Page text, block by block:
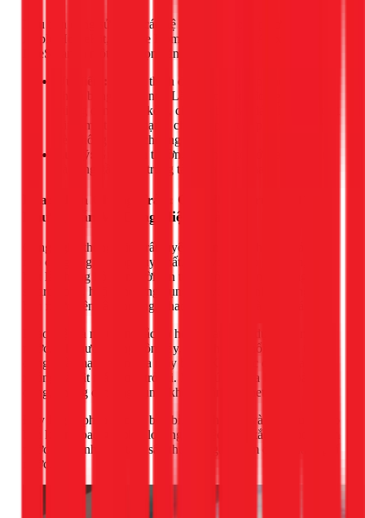
Nếu bạn đang sử dụng các hệ sinh thái cao cấp hơn như
Apple HomeKit, Google Home hay Amazon Alexa,
LifeSmart là một lựa chọn đáng cân nhắc.
Tương thích đa nền tảng, cho phép điều
khiển bằng giọng nói. Lắp đặt cực kỳ đơn giản với
miếng dán 3M đi kèm, chỉ cần bóc và dán. Hệ sinh thái
LifeSmart rất đa dạng, cho phép kết hợp báo động qua
đèn thông minh, chuông cửa...
Lưu ý:
Giá thành thường cao hơn so với hai loại trên
và cũng cần Hub trung tâm của LifeSmart.
Phao Điện Chống Tràn: Giải Pháp Truyền Thống
Nhưng Vẫn Vô Cùng Hiệu Quả
Công nghệ thông minh rất tuyệt vời, nhưng không phải lúc
nào cũng là giải pháp duy nhất. Đối với nhiều gia đình, đặc
biệt là những hộ có người lớn tuổi không quen sử dụng
smartphone, hoặc cho ứng dụng chuyên biệt như chống tràn
bồn nước trên sân thượng, phao điện cơ vẫn là "chân ái".
Phao điện là một công tắc cơ học, hoạt động dựa trên mực
nước. Khi nước trong bồn đầy, quả phao sẽ nổi lên và tự
động ngắt mạch điện của máy bơm. Khi nước cạn, phao hạ
xuống và bật máy bơm trở lại. Mọi thứ diễn ra hoàn toàn tự
động, không cần ứng dụng, không cần Internet.
Đây là giải pháp cực kỳ bền bỉ, chi phí thấp và hiệu quả, giúp
bạn không bao giờ phải lo lắng về việc quên tắt máy bơm làm
nước tràn lênh láng trên sân thượng, gây thấm dột và lãng phí
nước.